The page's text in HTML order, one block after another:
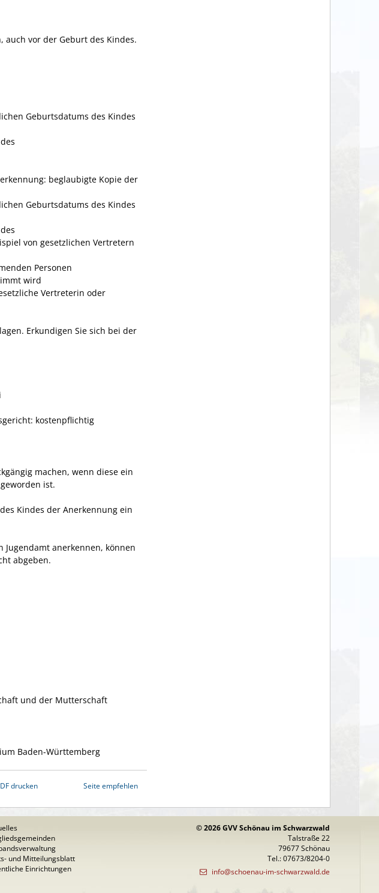
auch vor der Geburt des Kindes.
Geburtsdatums des Kindes
beglaubigte Kopie der
Geburtsdatums des Kindes
von gesetzlichen Vertretern
Personen
wird
Vertreterin oder
Erkundigen Sie sich bei der
kostenpflichtig
machen, wenn diese ein
ist.
Kindes der Anerkennung ein
Jugendamt anerkennen, können
abgeben.
und der Mutterschaft
Baden-Württemberg
drucken Seite empfehlen
und Mitteilungsblatt
Einrichtungen
© 2026 GVV Schönau im Schwarzwald
Talstraße 22
79677 Schönau
Tel.: 07673/8204-0
info@schoenau-im-schwarzwald.de